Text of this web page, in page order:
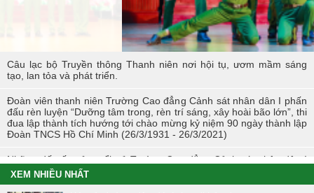
Câu lạc bộ Truyền thông Thanh niên nơi hội tụ, ươm mầm sáng
tạo, lan tỏa và phát triển.
Đoàn viên thanh niên Trường Cao đẳng Cảnh sát nhân dân I phấn
đấu rèn luyện “Dưỡng tâm trong, rèn trí sáng, xây hoài bão lớn”, thi
đua lập thành tích hướng tới chào mừng kỷ niệm 90 ngày thành lập
Đoàn TNCS Hồ Chí Minh (26/3/1931 - 26/3/2021)
Những dấu ấn của tuổi trẻ Trường Cao đẳng Cảnh sát nhân dân I
trong Tháng Thanh niên 2021
XEM NHIỀU NHẤT